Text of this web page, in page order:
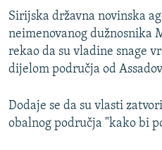
Sirijska državna novinska
neimenovanog dužnosnika
rekao da su vladine snage
dijelom područja od
Dodaje se da su vlasti
obalnog područja "kako bi